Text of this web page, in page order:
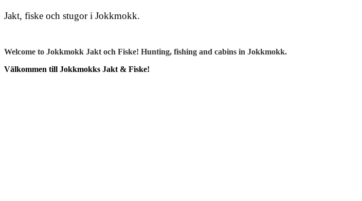
Jakt, fiske och stugor i Jokkmokk.
Welcome to Jokkmokk Jakt och Fiske! Hunting, fishing and cabins in Jokkmokk.
Välkommen till Jokkmokks Jakt & Fiske!